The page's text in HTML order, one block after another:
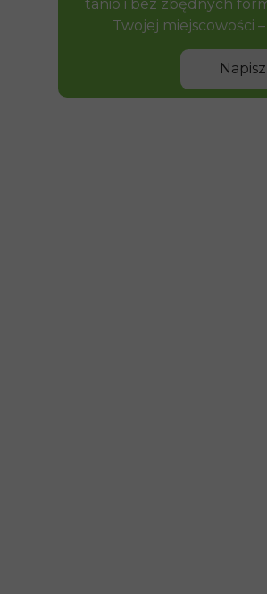
tanio i bez zbędnych
Twojej miejscowości